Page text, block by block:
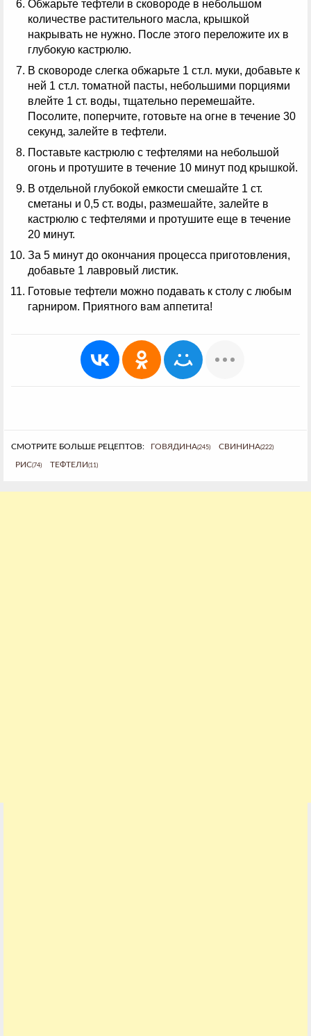
Обжарьте тефтели в сковороде в небольшом
количестве растительного масла, крышкой
накрывать не нужно. После этого переложите их в
глубокую кастрюлю.
В сковороде слегка обжарьте 1 ст.л. муки, добавьте к
ней 1 ст.л. томатной пасты, небольшими порциями
влейте 1 ст. воды, тщательно перемешайте.
Посолите, поперчите, готовьте на огне в течение 30
секунд, залейте в тефтели.
Поставьте кастрюлю с тефтелями на небольшой
огонь и протушите в течение 10 минут под крышкой.
В отдельной глубокой емкости смешайте 1 ст.
сметаны и 0,5 ст. воды, размешайте, залейте в
кастрюлю с тефтелями и протушите еще в течение
20 минут.
За 5 минут до окончания процесса приготовления,
добавьте 1 лавровый листик.
Готовые тефтели можно подавать к столу с любым
гарниром. Приятного вам аппетита!
СМОТРИТЕ БОЛЬШЕ РЕЦЕПТОВ: ГОВЯДИНА(245) СВИНИНА(222)
РИС(74) ТЕФТЕЛИ(11)